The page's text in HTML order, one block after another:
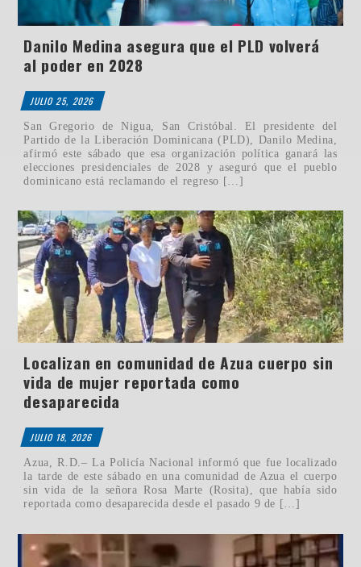
Danilo Medina asegura que el PLD volverá
al poder en 2028
JULIO 25, 2026
San Gregorio de Nigua, San Cristóbal. El presidente del
Partido de la Liberación Dominicana (PLD), Danilo Medina,
afirmó este sábado que esa organización política ganará las
elecciones presidenciales de 2028 y aseguró que el pueblo
dominicano está reclamando el regreso […]
Localizan en comunidad de Azua cuerpo sin
vida de mujer reportada como
desaparecida
JULIO 18, 2026
Azua, R.D.– La Policía Nacional informó que fue localizado
la tarde de este sábado en una comunidad de Azua el cuerpo
sin vida de la señora Rosa Marte (Rosita), que había sido
reportada como desaparecida desde el pasado 9 de […]